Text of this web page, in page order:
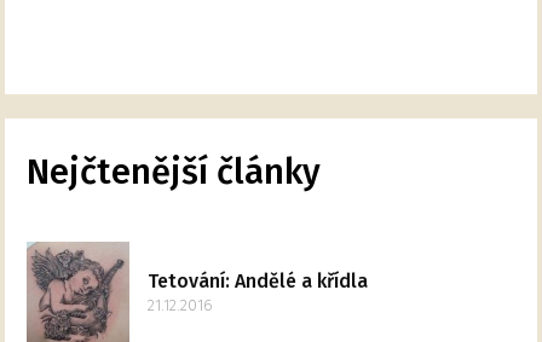
Nejčtenější články
Tetování: Andělé a křídla
21.12.2016